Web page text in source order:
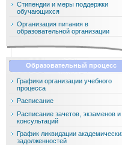
Стипендии и меры поддержки
обучающихся
Организация питания в
образовательной организации
Образовательный процесс
Графики организации учебного
процесса
Расписание
Расписание зачетов, экзаменов и
консультаций
График ликвидации
задолженностей